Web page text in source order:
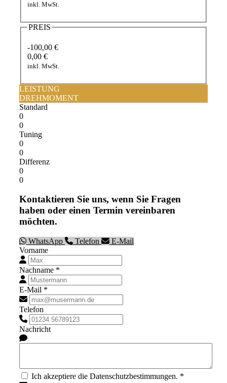
inkl. MwSt.
PREIS
-100,00 €
0,00 €
inkl. MwSt.
LEISTUNG
DREHMOMENT
Standard
0
0
Tuning
0
0
Differenz
0
0
Kontaktieren Sie uns, wenn Sie Fragen
haben oder einen Termin vereinbaren
möchten.
WhatsApp Telefon
E-Mail
Vorname
Nachname *
E-Mail *
Telefon
Nachricht
Ich akzeptiere die Datenschutzbestimmungen. *